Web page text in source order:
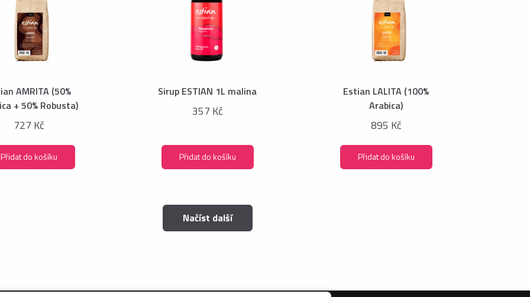
AMRITA (50%
+ 50% Robusta)
727 Kč
Přidat do košíku
Sirup ESTIAN 1L malina
357 Kč
Přidat do košíku
Estian LALITA (100%
Arabica)
895 Kč
Přidat do košíku
Načíst další